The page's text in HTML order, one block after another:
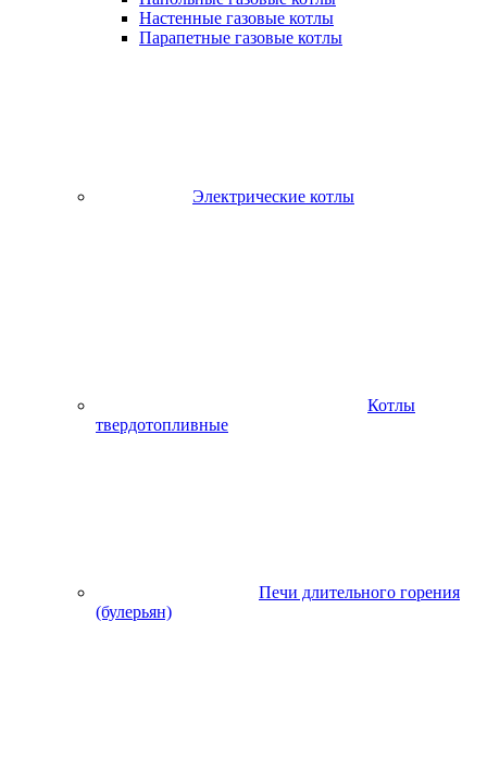
Настенные газовые котлы
Парапетные газовые котлы
Электрические котлы
Котлы
твердотопливные
Печи длительного горения
(булерьян)